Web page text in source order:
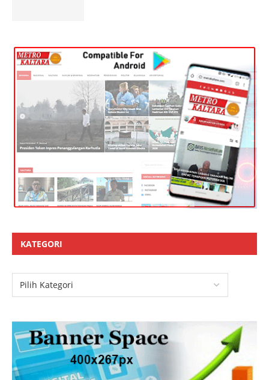
KATEGORI